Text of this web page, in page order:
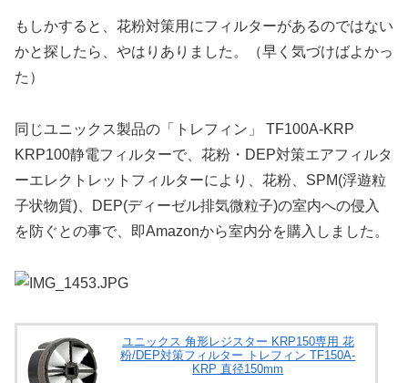
もしかすると、花粉対策用にフィルターがあるのではない
かと探したら、やはりありました。（早く気づけばよかっ
た）
同じユニックス製品の「トレフィン」 TF100A-KRP
KRP100静電フィルターで、花粉・DEP対策エアフィルタ
ーエレクトレットフィルターにより、花粉、SPM(浮遊粒
子状物質)、DEP(ディーゼル排気微粒子)の室内への侵入
を防ぐとの事で、即Amazonから室内分を購入しました。
ユニックス 角形レジスター KRP150専用 花
粉/DEP対策フィルター トレフィン TF150A-
KRP 直径150mm